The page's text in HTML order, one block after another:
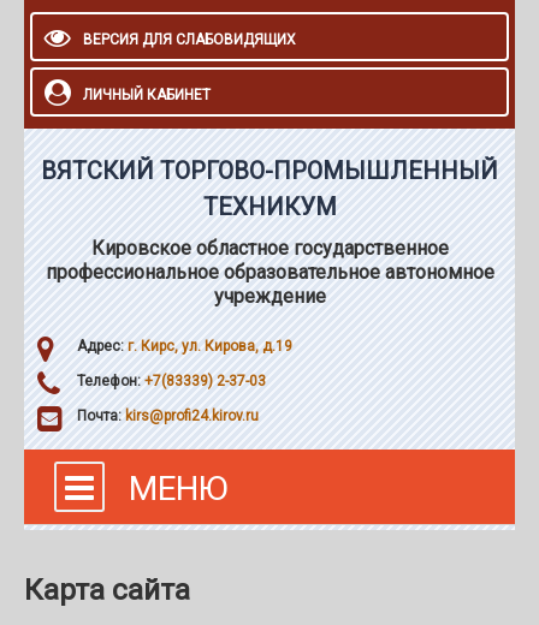
ВЕРСИЯ ДЛЯ СЛАБОВИДЯЩИХ
ЛИЧНЫЙ КАБИНЕТ
ВЯТСКИЙ ТОРГОВО-ПРОМЫШЛЕННЫЙ
ТЕХНИКУМ
Кировское областное государственное
профессиональное образовательное автономное
учреждение
Адрес: г. Кирс, ул. Кирова, д.19
Телефон: +7(83339) 2-37-03
Почта: kirs@profi24.kirov.ru
МЕНЮ
Карта сайта